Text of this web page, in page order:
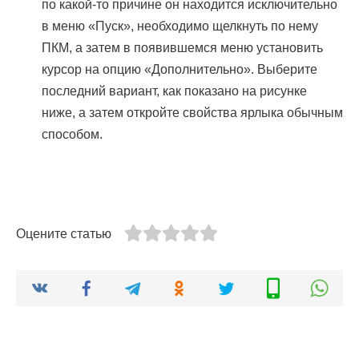
по какой-то причине он находится исключительно
в меню «Пуск», необходимо щелкнуть по нему
ПКМ, а затем в появившемся меню установить
курсор на опцию «Дополнительно». Выберите
последний вариант, как показано на рисунке
ниже, а затем откройте свойства ярлыка обычным
способом.
Оцените статью